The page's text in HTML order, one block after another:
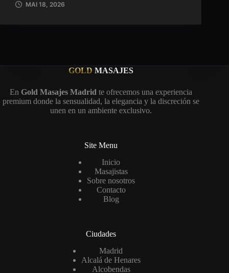
MAI 18, 2026
GOLD MASAJES
En Gold Masajes Madrid te ofrecemos una experiencia
premium donde la sensualidad, la elegancia y la discreción se
unen en un ambiente exclusivo.
Site Menu
Inicio
Masajistas
Sobre nosotros
Contacto
Blog
Ciudades
Madrid
Alcalá de Henares
Alcobendas